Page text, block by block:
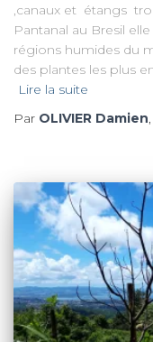
,canaux et étangs
Pantanal au Bresil
régions humides du
des plantes les plus
Lire la suite
Par OLIVIER Damien